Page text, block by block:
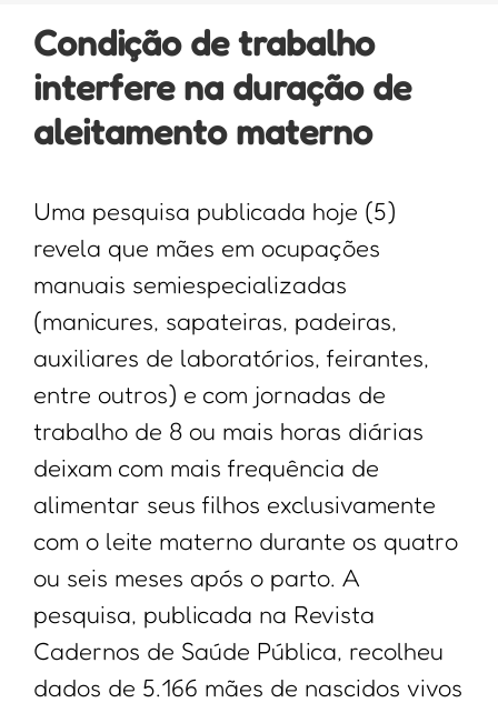
Condição de trabalho
interfere na duração de
aleitamento materno
Uma pesquisa publicada hoje (5)
revela que mães em ocupações
manuais semiespecializadas
(manicures, sapateiras, padeiras,
auxiliares de laboratórios, feirantes,
entre outros) e com jornadas de
trabalho de 8 ou mais horas diárias
deixam com mais frequência de
alimentar seus filhos exclusivamente
com o leite materno durante os quatro
ou seis meses após o parto. A
pesquisa, publicada na Revista
Cadernos de Saúde Pública, recolheu
dados de 5.166 mães de nascidos vivos